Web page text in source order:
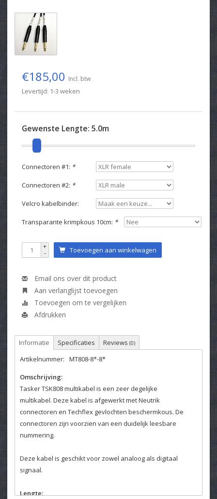
€185,00 Incl. btw
Levertijd: 1-3 weken
Gewenste Lengte: 5.0m
Connectoren #1: *
Connectoren #2: *
Velcro kabelbinder:
Transparante krimpkous 10cm: *
+
- Toevoegen aan winkelwagen
Email ons over dit product
Aan verlanglijst toevoegen
Toevoegen om te vergelijken
Afdrukken
Informatie Specificaties Reviews (0)
Artikelnummer: MT808-8*-8*
Omschrijving:
Tasker TSK808 multikabel is een zeer degelijke
multikabel. Deze kabel is afgewerkt met Neutrik
connectoren en Techflex gevlochten beschermkous. De
connectoren zijn voorzien van een duidelijk leesbare
nummering.
Deze kabel is geschikt voor zowel analoog als digitaal
signaal.
Lengte: